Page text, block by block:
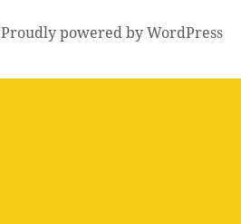
Proudly powered by WordPress